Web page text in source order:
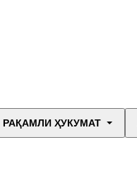
РАҚАМЛИ ҲУКУМАТ